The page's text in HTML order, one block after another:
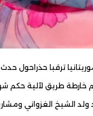
ترقبا حذراحول
خارطة طريق لآلية حكم
الشيخ الغزواني